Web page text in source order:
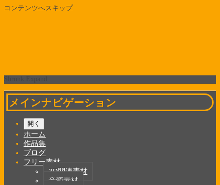
コンテンツへスキップ
メインナビゲーション
開く
ホーム
作品集
ブログ
フリー素材
3D関連素材
音源素材